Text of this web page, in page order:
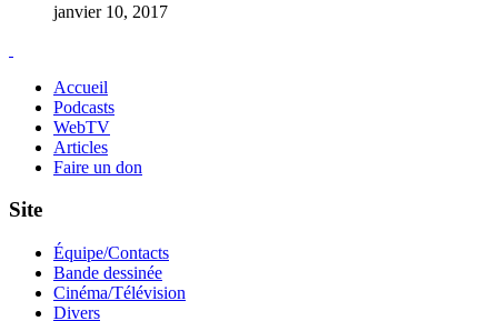
janvier 10, 2017
Accueil
Podcasts
WebTV
Articles
Faire un don
Site
Équipe/Contacts
Bande dessinée
Cinéma/Télévision
Divers